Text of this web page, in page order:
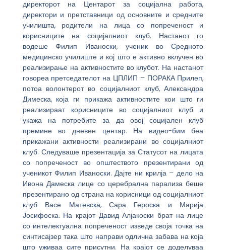
директорот на Центарот за социјална работа,
директори и претставници од основните и средните
училишта, родители на лица со попреченост и
корисниците на социјалниот клуб. Настанот го
водеше Филип Иваноски, ученик во Средното
медицинско училиште и кој што е активно вклучен во
реализирање на активностите во клубот. На настанот
говореа претседателот на ЦПЛИП – ПОРАКА Прилеп,
потоа волонтерот во социјалниот клуб, Александра
Димеска, која ги прикажа активностите кои што ги
реализираат корисниците во социјалниот клуб и
укажа на потребите за да овој социјален клуб
премине во дневен центар. На видео-бим беа
прикажани активности реализирани во социјалниот
клуб. Следуваше презентација за Статусот на лицата
со попреченост во општеството презентирани од
ученикот Филип Иваноски. Дајте ни крилја – дело на
Ивона Дамеска лице со церебрална парализа беше
презентирано од страна на корисници од социјалниот
клуб Васе Матевска, Сара Героска и Марија
Јосифоска. На крајот Давид Алјакоски брат на лице
со интелектуална попреченост изведе своја точка на
синтисајзер така што направи одлична забава на која
што уживаа сите присутни. На крајот се доделуваа